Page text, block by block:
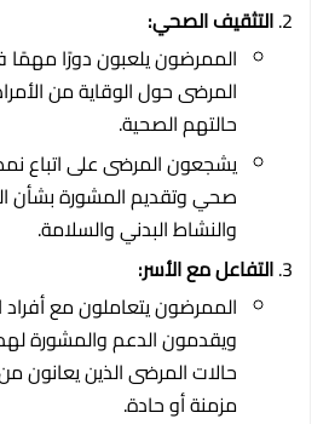
التثقيف الصحي:
الممرضون يلعبون دورًا مهمًا
المرضى حول الوقاية من
حالتهم الصحية.
يشجعون المرضى على اتباع
صحي وتقديم المشورة بشأن
والنشاط البدني والسلامة.
التفاعل مع الأسر:
الممرضون يتعاملون مع أفراد
ويقدمون الدعم والمشورة
حالات المرضى الذين يعانون
مزمنة أو حادة.